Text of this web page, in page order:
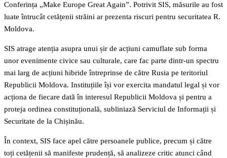
Conferința „Make Europe Great Again”. Potrivit SIS, măsurile au fost
luate întrucât cetățenii străini ar prezenta riscuri pentru securitatea R.
Moldova.
SIS atrage atenția asupra unui șir de acțiuni camuflate sub forma
unor evenimente civice sau culturale, care fac parte dintr-un spectru
mai larg de acțiuni hibride întreprinse de către Rusia pe teritoriul
Republicii Moldova. Instituțiile își vor exercita mandatul legal și vor
acționa de fiecare dată în interesul Republicii Moldova și pentru a
proteja ordinea constituțională, subliniază Serviciul de Informații și
Securitate de la Chișinău.
În context, SIS face apel către persoanele publice, precum și către
toți cetățenii să manifeste prudență, să analizeze critic atunci când